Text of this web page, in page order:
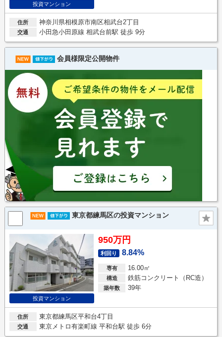
投資マンション
住所 神奈川県相模原市南区相武台2丁目
交通 小田急小田原線 相武台前駅 徒歩 9分
会員様限定公開物件
東京都練馬区の投資マンション
投資マンション
950万円
利回り 8.84%
専有 16.00㎡
構造 鉄筋コンクリート（RC造）
築年数 39年
住所 東京都練馬区平和台4丁目
交通 東京メトロ有楽町線 平和台駅 徒歩 6分